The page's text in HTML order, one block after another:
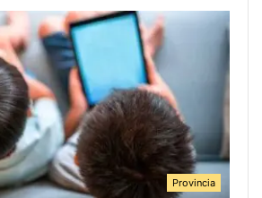
Provincia